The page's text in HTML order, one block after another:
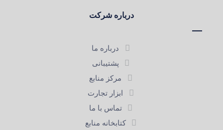
درباره شرکت
درباره ما
پشتیبانی
مرکز منابع
ابزار تجارت
تماس با ما
کتابخانه منابع